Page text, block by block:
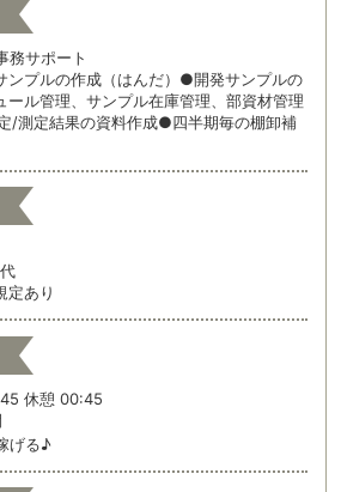
務サポート
ンプルの作成（はんだ）●開発サンプルの
ル管理、サンプル在庫管理、部資材管理
/測定結果の資料作成●四半期毎の棚卸補
定あり
休憩 00:45
げる♪